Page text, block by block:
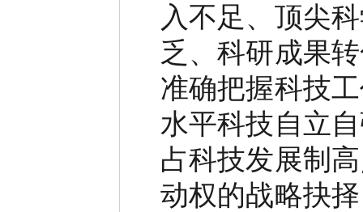
入不足、顶尖
乏、科研成果
准确把握科技
水平科技自立
占科技发展制
动权的战略抉